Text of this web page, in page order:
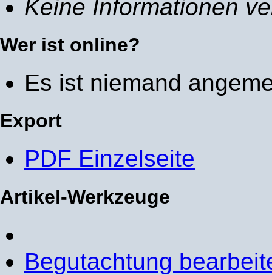
Keine Informationen
Wer ist online?
Es ist niemand
Export
PDF Einzelseite
Artikel-Werkzeuge
Begutachtung